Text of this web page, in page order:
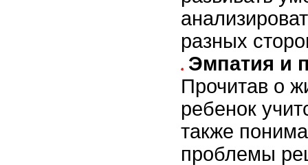
разных
Эмпатия и
Прочитав о
ребенок
также
проблемы